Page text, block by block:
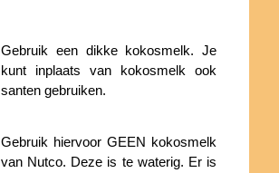
Gebruik een dikke kokosmelk. Je
kunt inplaats van kokosmelk ook
santen gebruiken.
Gebruik hiervoor GEEN kokosmelk
van Nutco. Deze is te waterig. Er is